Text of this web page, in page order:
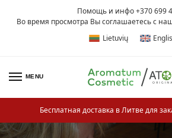
Помощь и инфо +370 699
Во время просмотра Вы соглашаетесь с
Lietuvių
MENU
Бесплатная доставка в Литве для